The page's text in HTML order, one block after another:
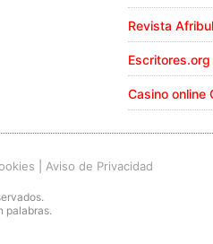
Revista
Escritores.org
Casino online
Aviso de Privacidad
palabras.